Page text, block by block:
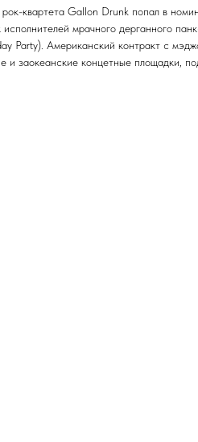
квартета Gallon Drunk попал в
мрачного дерганного
Party). Американский контракт с
и заокеанские концетные площадки,